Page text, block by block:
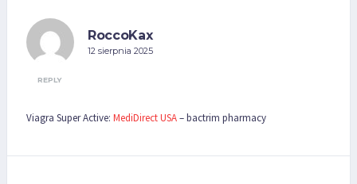
RoccoKax
12 sierpnia 2025
REPLY
Viagra Super Active: MediDirect USA– bactrim pharmacy